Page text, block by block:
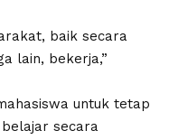
baik secara
lain, bekerja,”
untuk tetap
secara